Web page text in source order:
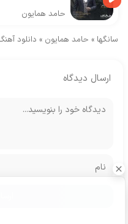
حامد همایون
سانگها » حامد همایون » دانلود
ارسال دیدگاه